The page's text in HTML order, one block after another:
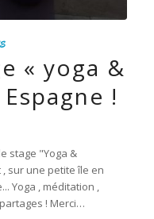
« yoga &
!
stage "Yoga &
sur une petite île en
Yoga , méditation ,
! Merci…